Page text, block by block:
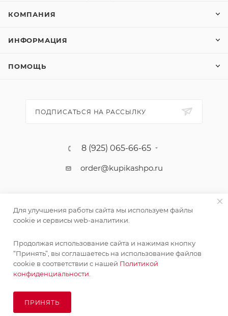
КОМПАНИЯ
ИНФОРМАЦИЯ
ПОМОЩЬ
ПОДПИСАТЬСЯ НА РАССЫЛКУ
8 (925) 065-66-65
order@kupikashpo.ru
©КупиКашпо 2017-2026
Поставка живых растений осуществляется под заказ
сроком 3-4 недели с минимальной суммой заказа 10000
руб.!
ОК
Для улучшения работы сайта мы используем файлы
cookie и сервисы web-аналитики.
Продолжая использование сайта и нажимая кнопку
“Принять”, вы соглашаетесь на использование файлов
cookie в соответствии с нашей Политикой
конфиденциальности.
ПРИНЯТЬ